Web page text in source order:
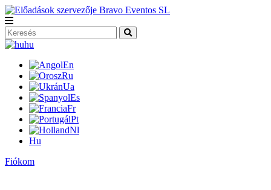
hu
En
Ru
Ua
Es
Fr
Pt
Nl
Hu
Fiókom